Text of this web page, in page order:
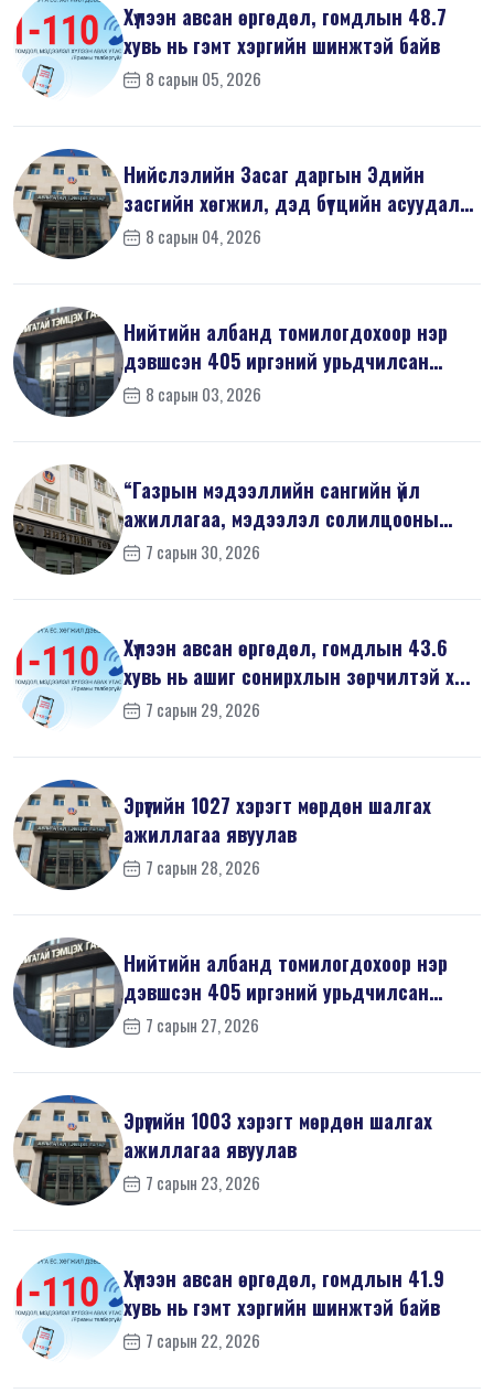
Хүлээн авсан өргөдөл, гомдлын 48.7
хувь нь гэмт хэргийн шинжтэй байв
8 сарын 05, 2026
Нийслэлийн Засаг даргын Эдийн
засгийн хөгжил, дэд бүтцийн асуудал
хари...
8 сарын 04, 2026
Нийтийн албанд томилогдохоор нэр
дэвшсэн 405 иргэний урьдчилсан
мэдүүл...
8 сарын 03, 2026
“Газрын мэдээллийн сангийн үйл
ажиллагаа, мэдээлэл солилцооны
журам”-...
7 сарын 30, 2026
Хүлээн авсан өргөдөл, гомдлын 43.6
хувь нь ашиг сонирхлын зөрчилтэй х...
7 сарын 29, 2026
Эрүүгийн 1027 хэрэгт мөрдөн шалгах
ажиллагаа явуулав
7 сарын 28, 2026
Нийтийн албанд томилогдохоор нэр
дэвшсэн 405 иргэний урьдчилсан
мэдүүл...
7 сарын 27, 2026
Эрүүгийн 1003 хэрэгт мөрдөн шалгах
ажиллагаа явуулав
7 сарын 23, 2026
Хүлээн авсан өргөдөл, гомдлын 41.9
хувь нь гэмт хэргийн шинжтэй байв
7 сарын 22, 2026